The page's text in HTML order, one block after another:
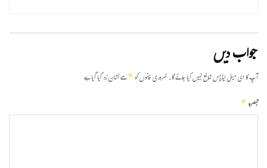
جواب دیں
آپ کا ای میل ایڈریس شائع نہیں کیا جائے گا۔ضروری خانوں کو*سے نشان زد کیا گیا ہے
تبصرہ*